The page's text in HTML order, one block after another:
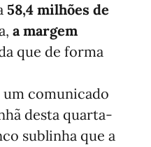
58,4 milhões de
a margem
que de forma
comunicado
desta quarta-
sublinha que a